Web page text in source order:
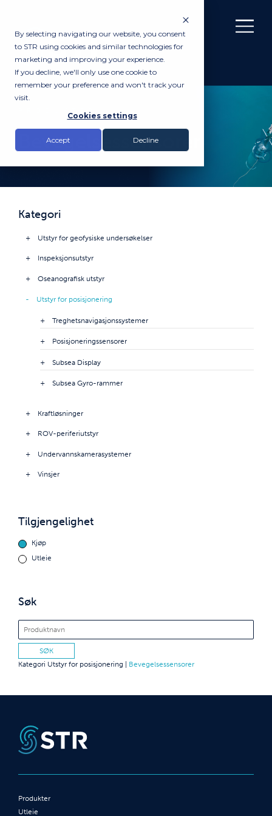
By selecting navigating our website, you consent
to STR using cookies and similar technologies for
marketing and improving your experience.
If you decline, we'll only use one cookie to
remember your preference and won't track your
visit.
Cookies settings
Accept Decline
PRODUKTER
Bevegelsessensorer
Kategori
Utstyr for geofysiske undersøkelser
Inspeksjonsutstyr
Oseanografisk utstyr
Utstyr for posisjonering
Treghetsnavigasjonssystemer
Posisjoneringssensorer
Subsea Display
Subsea Gyro-rammer
Kraftløsninger
ROV-periferiutstyr
Undervannskamerasystemer
Vinsjer
Tilgjengelighet
Kjøp
Utleie
Søk
Kategori Utstyr for posisjonering Bevegelsessensorer
Produkter
Utleie